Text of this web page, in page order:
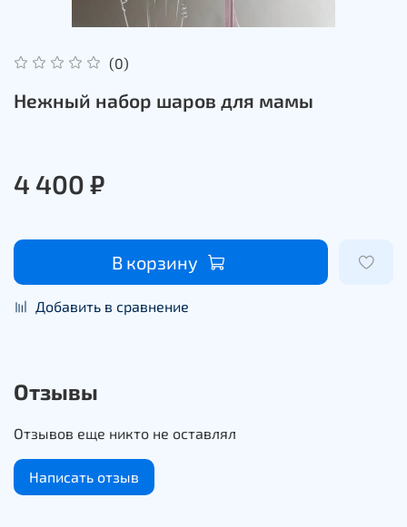
(0)
Нежный набор шаров для мамы
4 400 ₽
В корзину
Добавить в сравнение
Отзывы
Отзывов еще никто не оставлял
Написать отзыв